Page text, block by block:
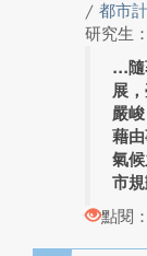
/ 都市
研究生
展
嚴
藉
氣
市
點閱